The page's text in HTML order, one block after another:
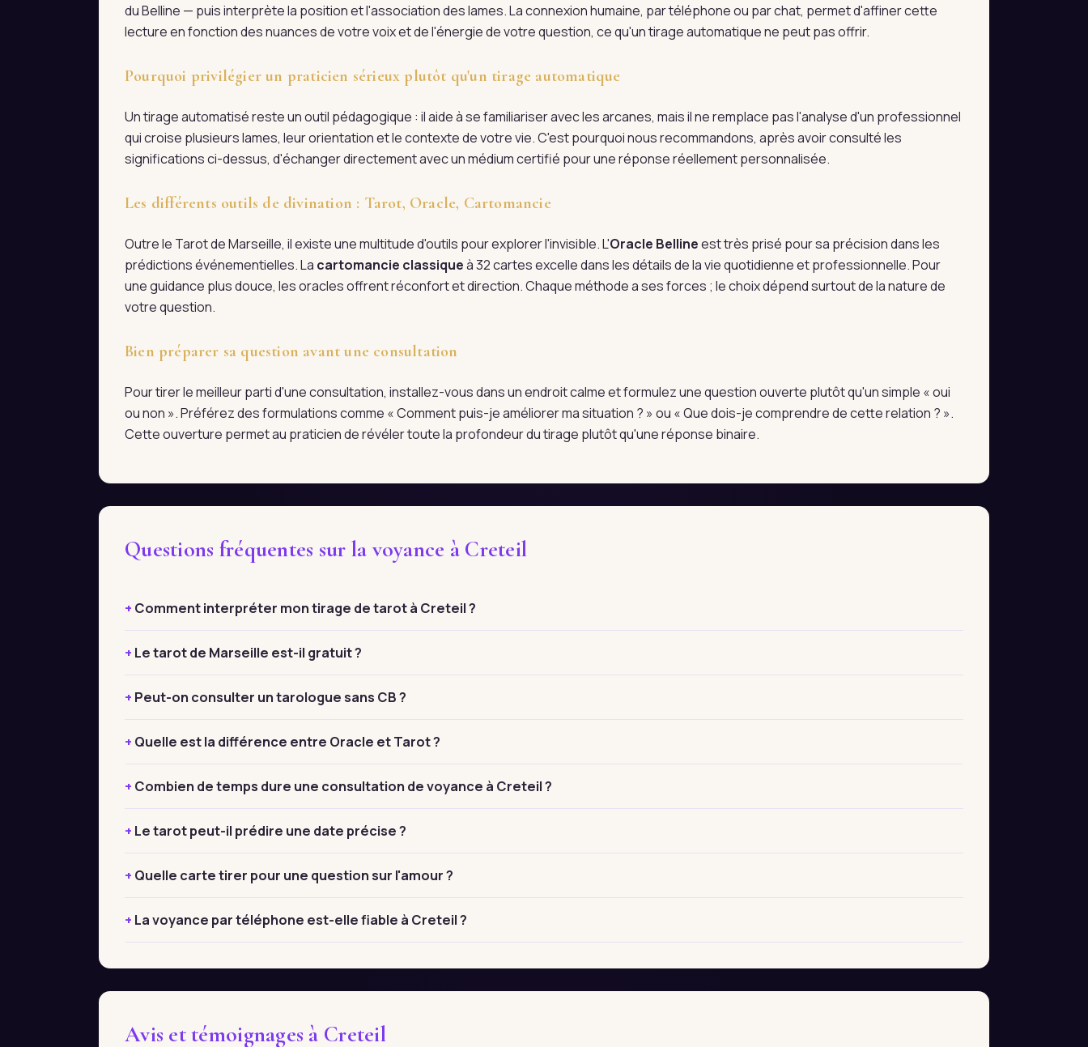
du Belline — puis interprète la position et l'association des lames. La connexion humaine, par téléphone ou par chat, permet d'affiner cette
lecture en fonction des nuances de votre voix et de l'énergie de votre question, ce qu'un tirage automatique ne peut pas offrir.
Pourquoi privilégier un praticien sérieux plutôt qu'un tirage automatique
Un tirage automatisé reste un outil pédagogique : il aide à se familiariser avec les arcanes, mais il ne remplace pas l'analyse d'un professionnel
qui croise plusieurs lames, leur orientation et le contexte de votre vie. C'est pourquoi nous recommandons, après avoir consulté les
significations ci-dessus, d'échanger directement avec un médium certifié pour une réponse réellement personnalisée.
Les différents outils de divination : Tarot, Oracle, Cartomancie
Outre le Tarot de Marseille, il existe une multitude d'outils pour explorer l'invisible. L'Oracle Bellineest très prisé pour sa précision dans les
prédictions événementielles. La cartomancie classiqueà 32 cartes excelle dans les détails de la vie quotidienne et professionnelle. Pour
une guidance plus douce, les oracles offrent réconfort et direction. Chaque méthode a ses forces ; le choix dépend surtout de la nature de
votre question.
Bien préparer sa question avant une consultation
Pour tirer le meilleur parti d'une consultation, installez-vous dans un endroit calme et formulez une question ouverte plutôt qu'un simple « oui
ou non ». Préférez des formulations comme « Comment puis-je améliorer ma situation ? » ou « Que dois-je comprendre de cette relation ? ».
Cette ouverture permet au praticien de révéler toute la profondeur du tirage plutôt qu'une réponse binaire.
Questions fréquentes sur la voyance à Creteil
Comment interpréter mon tirage de tarot à Creteil ?
Le tarot de Marseille est-il gratuit ?
Peut-on consulter un tarologue sans CB ?
Quelle est la différence entre Oracle et Tarot ?
Combien de temps dure une consultation de voyance à Creteil ?
Le tarot peut-il prédire une date précise ?
Quelle carte tirer pour une question sur l'amour ?
La voyance par téléphone est-elle fiable à Creteil ?
Avis et témoignages à Creteil